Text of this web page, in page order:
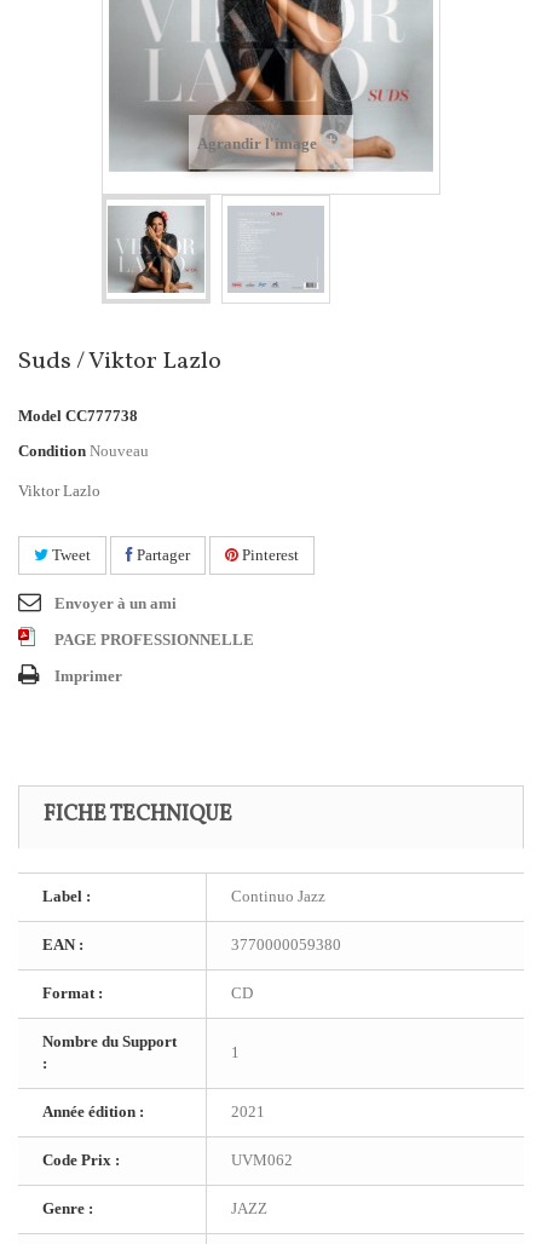
Agrandir l'image
Suds / Viktor Lazlo
Model CC777738
Condition Nouveau
Viktor Lazlo
Tweet Partager Pinterest
Envoyer à un ami
PAGE PROFESSIONNELLE
Imprimer
FICHE TECHNIQUE
Label : Continuo Jazz
EAN : 3770000059380
Format : CD
Nombre du Support
:
1
Année édition : 2021
Code Prix : UVM062
Genre : JAZZ